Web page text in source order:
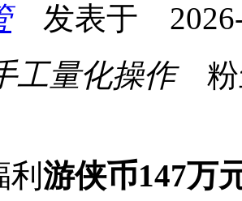
发表于 2026-
工量化操作粉
利 游侠币147万